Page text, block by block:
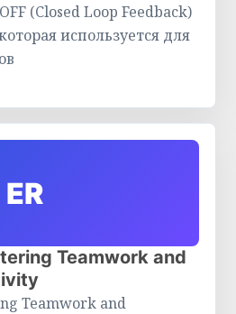
(Closed Loop Feedback)
используется для
ER
Teamwork and
Teamwork and